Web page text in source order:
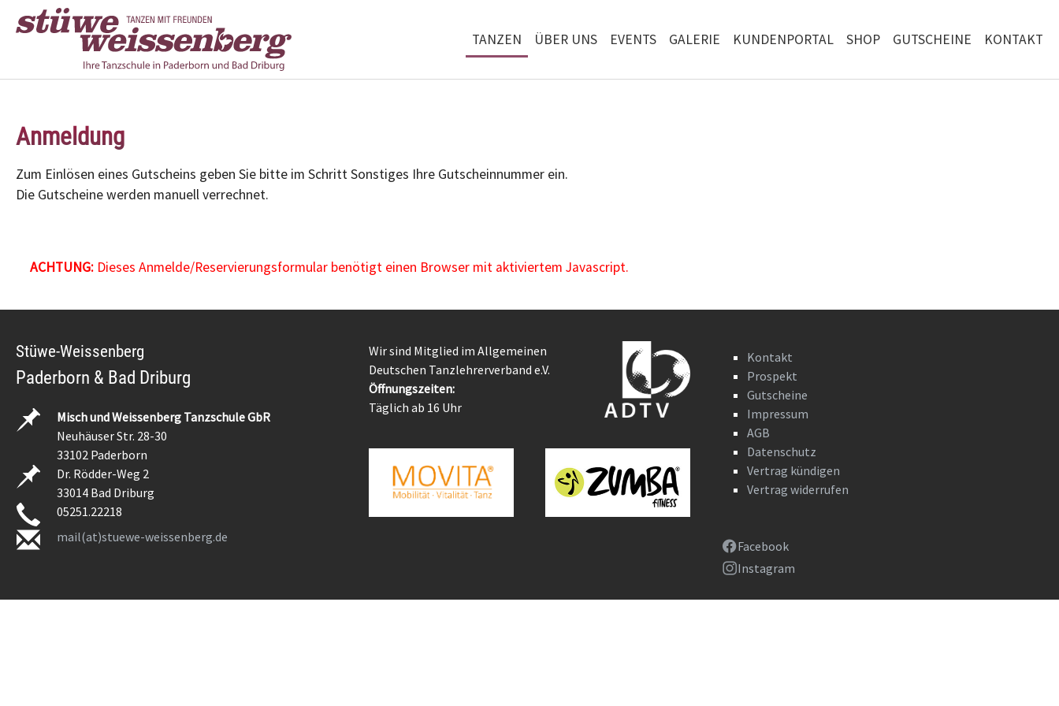
TANZEN ÜBER UNS EVENTS GALERIE KUNDENPORTAL SHOP GUTSCHEINE KONTAKT
Anmeldung
Zum Einlösen eines Gutscheins geben Sie bitte im Schritt Sonstiges Ihre Gutscheinnummer ein.
Die Gutscheine werden manuell verrechnet.
ACHTUNG:Dieses Anmelde/Reservierungsformular benötigt einen Browser mit aktiviertem Javascript.
Stüwe-Weissenberg
Paderborn & Bad Driburg
Misch und Weissenberg Tanzschule GbR
Neuhäuser Str. 28-30
33102 Paderborn
Dr. Rödder-Weg 2
33014 Bad Driburg
05251.22218
mail(at)stuewe-weissenberg.de
Wir sind Mitglied im Allgemeinen
Deutschen Tanzlehrerverband e.V.
Öffnungszeiten:
Täglich ab 16 Uhr
Kontakt
Prospekt
Gutscheine
Impressum
AGB
Datenschutz
Vertrag kündigen
Vertrag widerrufen
Facebook
Instagram